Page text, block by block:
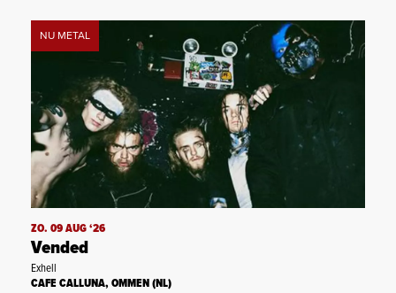
NU METAL
ZO. 09 AUG ‘26
Vended
Exhell
CAFE CALLUNA, OMMEN (NL)